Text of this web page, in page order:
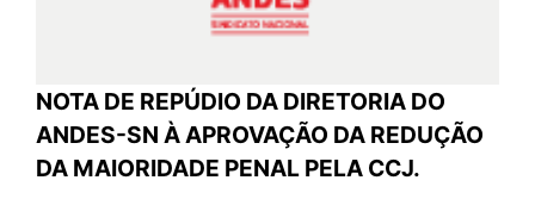
NOTA DE REPÚDIO DA DIRETORIA DO
ANDES-SN À APROVAÇÃO DA REDUÇÃO
DA MAIORIDADE PENAL PELA CCJ.